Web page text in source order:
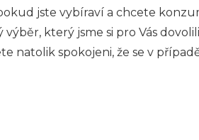
jste vybíraví a chcete
který jsme si pro Vás dovolili
natolik spokojeni, že se v